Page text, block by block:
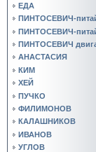
ЕДА
ПИНТОСЕВИЧ-
ПИНТОСЕВИЧ-
ПИНТОСЕВИЧ
АНАСТАСИЯ
КИМ
ХЕЙ
ПУЧКО
ФИЛИМОНОВ
КАЛАШНИКОВ
ИВАНОВ
УГЛОВ